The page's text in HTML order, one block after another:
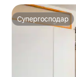
Супергосподар
Супергосподар